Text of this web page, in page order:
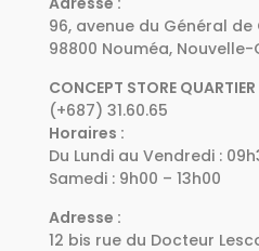
96, avenue du Général de
98800 Nouméa,
CONCEPT STORE
(+687) 31.60.65
Horaires :
Du Lundi au Vendredi :
Samedi : 9h00 – 13h00
Adresse :
12 bis rue du Docteur